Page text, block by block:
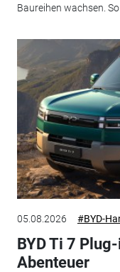
Baureihen wachsen.
05.08.2026 #BYD-
BYD Ti 7
Abenteuer